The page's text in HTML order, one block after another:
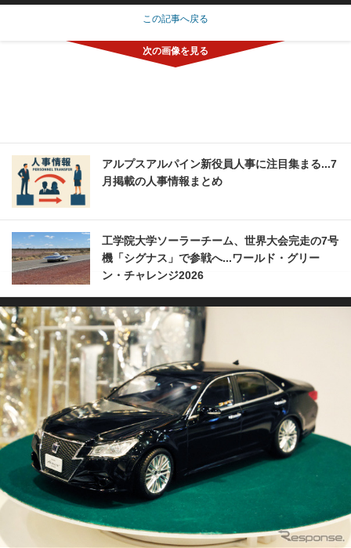
この記事へ戻る
アルプスアルパイン新役員人事に注目集まる...7
月掲載の人事情報まとめ
工学院大学ソーラーチーム、世界大会完走の7号
機「シグナス」で参戦へ...ワールド・グリー
ン・チャレンジ2026